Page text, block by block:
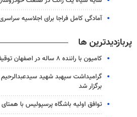
آمادگی کامل فراجا برای اجلاسیه
پربازدیدترین ها
کامیون با راننده ۸ ساله در اصفهان توقیف شد
گرامیداشت سپهبد شهید
برگزار شد
توافق اولیه باشگاه پرسپولیس با همتای